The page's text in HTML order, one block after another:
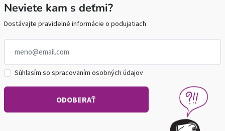
Neviete kam s deťmi?
Dostávajte pravidelné informácie o podujatiach
Súhlasím so spracovaním osobných údajov